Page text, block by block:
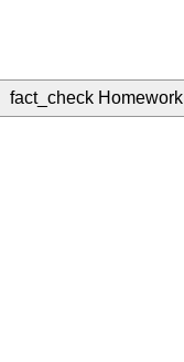
fact_check Homework